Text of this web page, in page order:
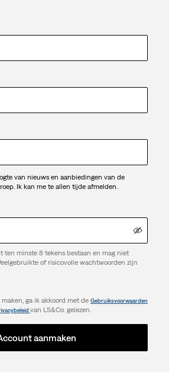
van nieuws en aanbiedingen van de
Ik kan me te allen tijde afmelden.
ten minste 8 tekens bestaan en mag niet
of risicovolle wachtwoorden zijn
ga ik akkoord met de Gebruiksvoorwaarden
van LS&Co. gelezen.
aanmaken